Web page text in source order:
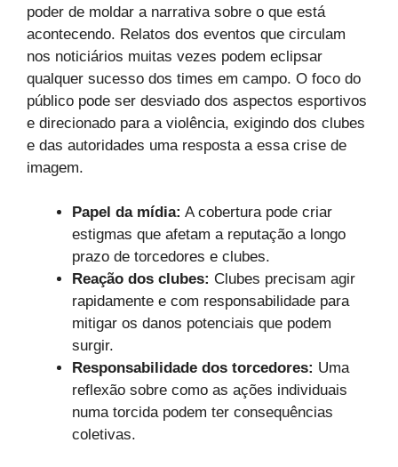
poder de moldar a narrativa sobre o que está
acontecendo. Relatos dos eventos que circulam
nos noticiários muitas vezes podem eclipsar
qualquer sucesso dos times em campo. O foco do
público pode ser desviado dos aspectos esportivos
e direcionado para a violência, exigindo dos clubes
e das autoridades uma resposta a essa crise de
imagem.
Papel da mídia: A cobertura pode criar
estigmas que afetam a reputação a longo
prazo de torcedores e clubes.
Reação dos clubes: Clubes precisam agir
rapidamente e com responsabilidade para
mitigar os danos potenciais que podem
surgir.
Responsabilidade dos torcedores: Uma
reflexão sobre como as ações individuais
numa torcida podem ter consequências
coletivas.